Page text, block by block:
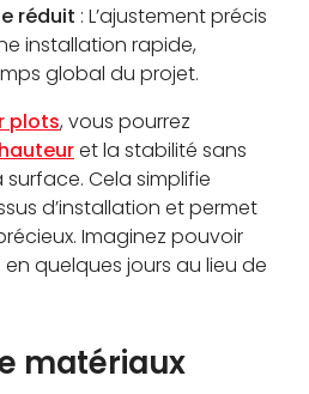
réduit : L’ajustement précis
installation rapide,
global du projet.
plots, vous pourrez
et la stabilité sans
Cela simplifie
d’installation et permet
Imaginez pouvoir
quelques jours au lieu de
matériaux